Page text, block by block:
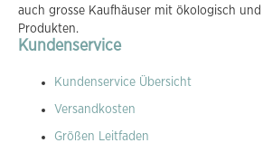
auch grosse Kaufhäuser mit ökologisch
Produkten.
Kundenservice
Kundenservice Übersicht
Versandkosten
Größen Leitfaden